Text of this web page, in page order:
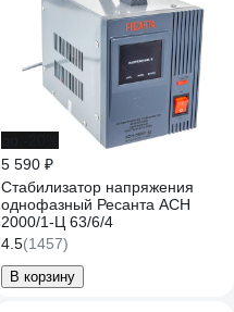
5 590 ₽
Стабилизатор напряжения
однофазный Ресанта АСН
2000/1-Ц 63/6/4
4.5(1457)
В корзину